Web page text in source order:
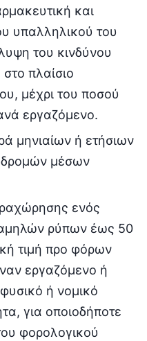
και
υπαλληλικού του
του κινδύνου
πλαίσιο
μέχρι του ποσού
εργαζόμενο.
μηνιαίων ή ετήσιων
μέσων
ενός
ρύπων έως 50
τιμή προ φόρων
εργαζόμενο ή
ή νομικό
για οποιοδήποτε
φορολογικού